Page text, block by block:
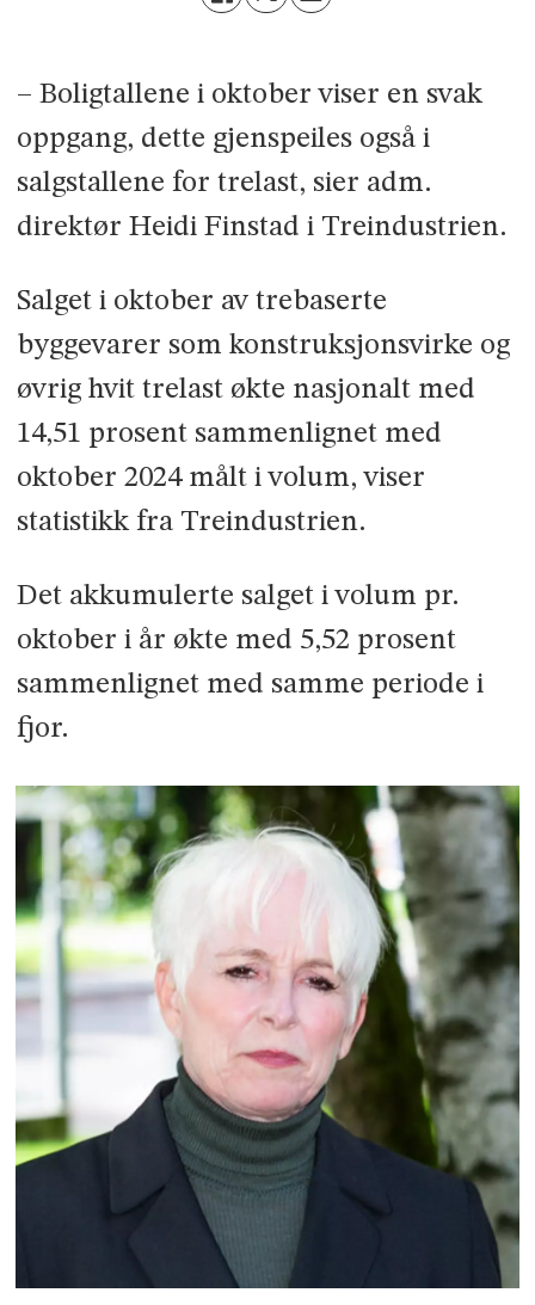
– Boligtallene i oktober viser en svak
oppgang, dette gjenspeiles også i
salgstallene for trelast, sier adm.
direktør Heidi Finstad i Treindustrien.
Salget i oktober av trebaserte
byggevarer som konstruksjonsvirke og
øvrig hvit trelast økte nasjonalt med
14,51 prosent sammenlignet med
oktober 2024 målt i volum, viser
statistikk fra Treindustrien.
Det akkumulerte salget i volum pr.
oktober i år økte med 5,52 prosent
sammenlignet med samme periode i
fjor.